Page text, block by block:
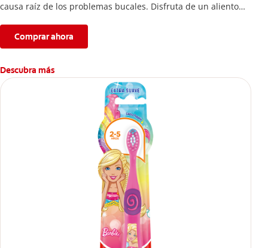
causa raíz de los problemas bucales. Disfruta de un aliento
fórmula con desempeño superior**** de la pasta de dientes
Colgate Total que te ofrece 24 horas** de protección
antibacterial.
****Vs crema dental regular con flúor sin ingrediente
**Con el cepillado 2 veces por día y uso continuo por 4
Comprar ahora
Descubra más